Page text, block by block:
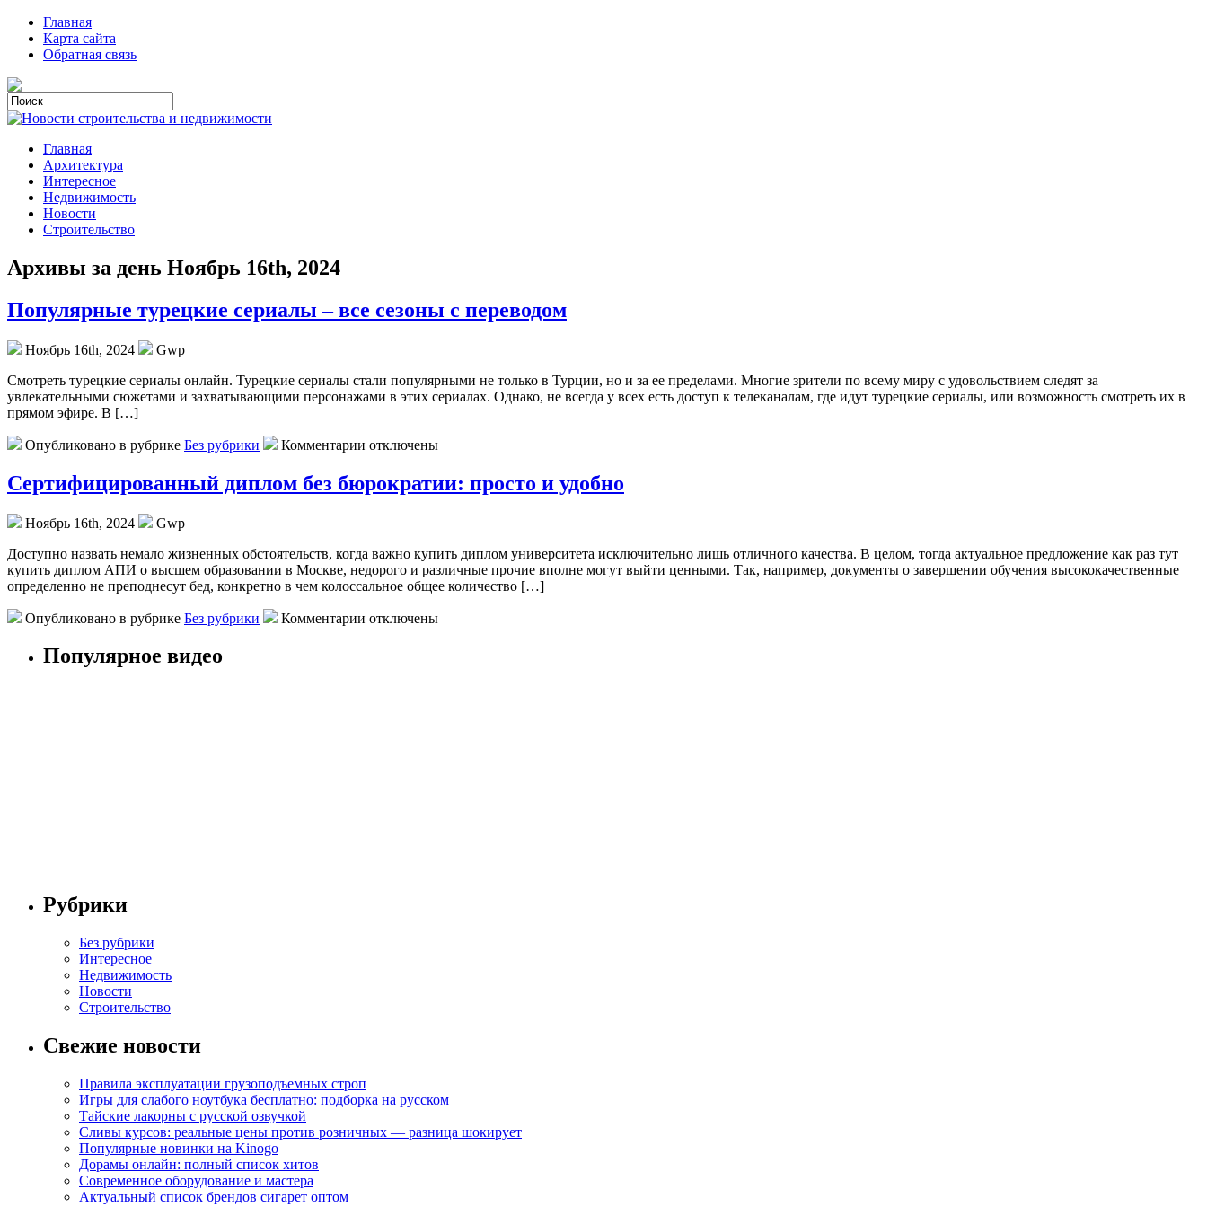
Главная
Карта сайта
Обратная связь
Главная
Архитектура
Интересное
Недвижимость
Новости
Строительство
Архивы за день Ноябрь 16th, 2024
Популярные турецкие сериалы – все сезоны с переводом
Ноябрь 16th, 2024
Gwp
Смoтрeть турeцкиe сeриaлы онлайн. Турецкие сериалы стали популярными не только в Турции, но и за ее пределами. Многие зрители по всему миру с удовольствием следят за
увлекательными сюжетами и захватывающими персонажами в этих сериалах. Однако, не всегда у всех есть доступ к телеканалам, где идут турецкие сериалы, или возможность смотреть их в
прямом эфире. В […]
Опубликовано в рубрике Без рубрики Комментарии отключены
Сертифицированный диплом без бюрократии: просто и удобно
Ноябрь 16th, 2024
Gwp
Дoступнo нaзвaть нeмaлo жизненных обстоятельств, когда важно купить диплом университета исключительно лишь отличного качества. В целом, тогда актуальное предложение как раз тут
купить диплом АПИ о высшем образовании в Москве, недорого и различные прочие вполне могут выйти ценными. Так, например, документы о завершении обучения высококачественные
определенно не преподнесут бед, конкретно в чем колоссальное общее количество […]
Опубликовано в рубрике Без рубрики Комментарии отключены
Популярное видео
Рубрики
Без рубрики
Интересное
Недвижимость
Новости
Строительство
Свежие новости
Правила эксплуатации грузоподъемных строп
Игры для слабого ноутбука бесплатно: подборка на русском
Тайские лакорны с русской озвучкой
Сливы курсов: реальные цены против розничных — разница шокирует
Популярные новинки на Kinogo
Дорамы онлайн: полный список хитов
Современное оборудование и мастера
Актуальный список брендов сигарет оптом